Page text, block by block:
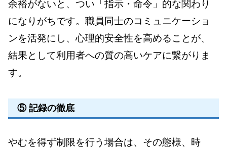
余裕がないと、つい「指示・命令」的な関わり
になりがちです。職員同士のコミュニケーショ
ンを活発にし、心理的安全性を高めることが、
結果として利用者への質の高いケアに繋がりま
す。
⑤ 記録の徹底
やむを得ず制限を行う場合は、その態様、時